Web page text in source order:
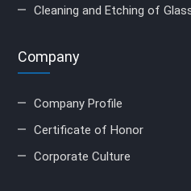
Cleaning and Etching of
Company
Company Profile
Certificate of Honor
Corporate Culture